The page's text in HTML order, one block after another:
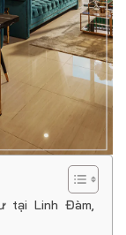
tại Linh Đàm,